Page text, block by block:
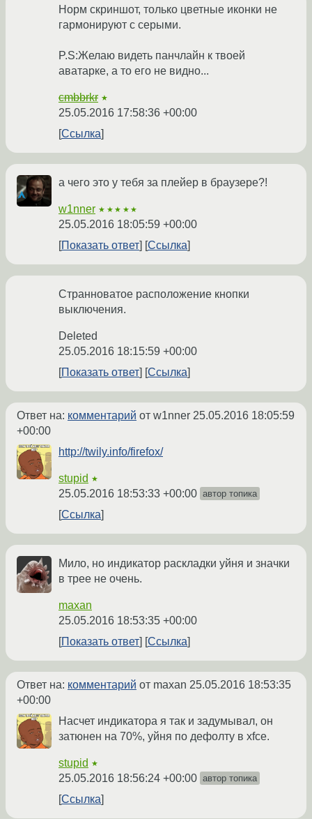
Норм скриншот, только цветные иконки не
гармонируют с серыми.
P.S:Желаю видеть панчлайн к твоей
аватарке, а то его не видно...
cmbbrkr ★
25.05.2016 17:58:36 +00:00
Ссылка
а чего это у тебя за плейер в браузере?!
w1nner ★★★★★
25.05.2016 18:05:59 +00:00
Показать ответ
Ссылка
Странноватое расположение кнопки
выключения.
Deleted
25.05.2016 18:15:59 +00:00
Показать ответ
Ссылка
Ответ на: комментарий от w1nner 25.05.2016 18:05:59
+00:00
http://twily.info/firefox/
stupid ★
25.05.2016 18:53:33 +00:00 автор топика
Ссылка
Мило, но индикатор раскладки уйня и значки
в трее не очень.
maxan
25.05.2016 18:53:35 +00:00
Показать ответ
Ссылка
Ответ на: комментарий от maxan 25.05.2016 18:53:35
+00:00
Насчет индикатора я так и задумывал, он
затюнен на 70%, уйня по дефолту в xfce.
stupid ★
25.05.2016 18:56:24 +00:00 автор топика
Ссылка